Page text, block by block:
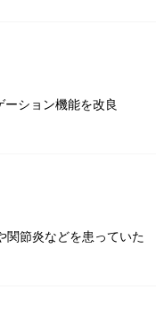
ション機能を改良
関節炎などを患っていた